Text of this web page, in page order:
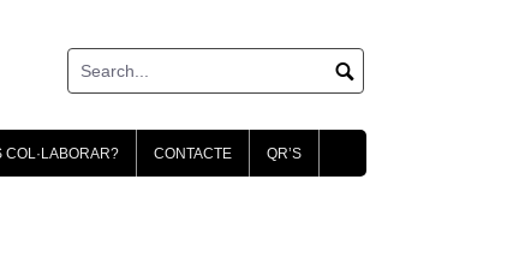
COL·LABORAR? CONTACTE QR’S